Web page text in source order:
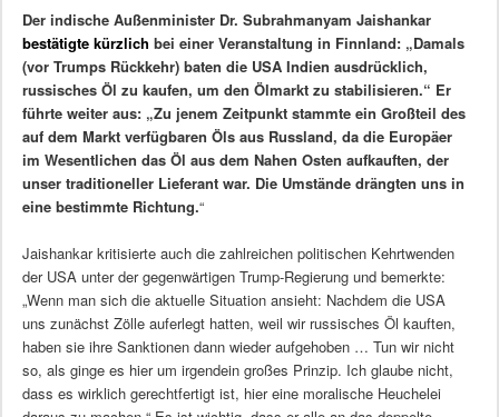
Der indische Außenminister Dr. Subrahmanyam Jaishankar
bestätigte kürzlich bei einer Veranstaltung in Finnland: „Damals
(vor Trumps Rückkehr) baten die USA Indien ausdrücklich,
russisches Öl zu kaufen, um den Ölmarkt zu stabilisieren.“ Er
führte weiter aus: „Zu jenem Zeitpunkt stammte ein Großteil des
auf dem Markt verfügbaren Öls aus Russland, da die Europäer
im Wesentlichen das Öl aus dem Nahen Osten aufkauften, der
unser traditioneller Lieferant war. Die Umstände drängten uns in
eine bestimmte Richtung.“
Jaishankar kritisierte auch die zahlreichen politischen Kehrtwenden
der USA unter der gegenwärtigen Trump-Regierung und bemerkte:
„Wenn man sich die aktuelle Situation ansieht: Nachdem die USA
uns zunächst Zölle auferlegt hatten, weil wir russisches Öl kauften,
haben sie ihre Sanktionen dann wieder aufgehoben … Tun wir nicht
so, als ginge es hier um irgendein großes Prinzip. Ich glaube nicht,
dass es wirklich gerechtfertigt ist, hier eine moralische Heuchelei